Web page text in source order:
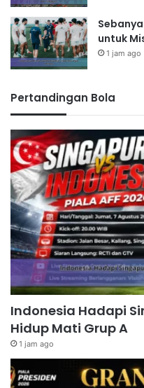
untuk
1 jam ago
Pertandingan Bola
Indonesia Hadapi
Hidup Mati Grup A
1 jam ago